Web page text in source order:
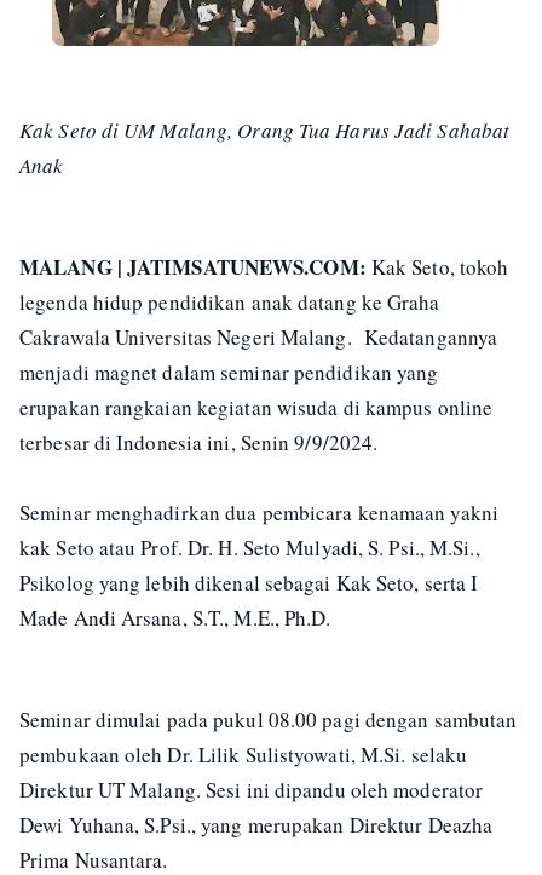
Kak Seto di UM Malang, Orang Tua Harus Jadi Sahabat
Anak
MALANG | JATIMSATUNEWS.COM: Kak Seto, tokoh
legenda hidup pendidikan anak datang ke Graha
Cakrawala Universitas Negeri Malang. Kedatangannya
menjadi magnet dalam seminar pendidikan yang
erupakan rangkaian kegiatan wisuda di kampus online
terbesar di Indonesia ini, Senin 9/9/2024.
Seminar menghadirkan dua pembicara kenamaan yakni
kak Seto atau Prof. Dr. H. Seto Mulyadi, S. Psi., M.Si.,
Psikolog yang lebih dikenal sebagai Kak Seto, serta I
Made Andi Arsana, S.T., M.E., Ph.D.
Seminar dimulai pada pukul 08.00 pagi dengan sambutan
pembukaan oleh Dr. Lilik Sulistyowati, M.Si. selaku
Direktur UT Malang. Sesi ini dipandu oleh moderator
Dewi Yuhana, S.Psi., yang merupakan Direktur Deazha
Prima Nusantara.